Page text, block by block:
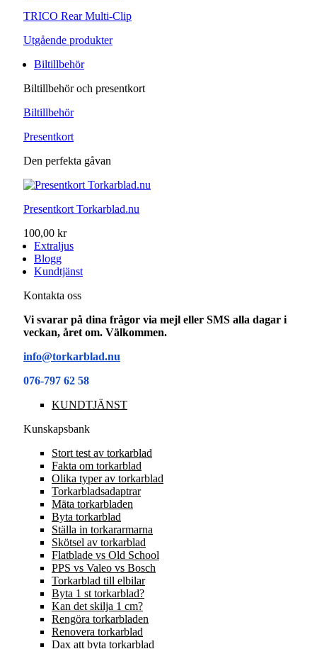
TRICO Rear Multi-Clip
Utgående produkter
Biltillbehör
Biltillbehör och presentkort
Biltillbehör
Presentkort
Den perfekta gåvan
Presentkort Torkarblad.nu
100,00 kr
Extraljus
Blogg
Kundtjänst
Kontakta oss
Vi svarar på dina frågor via mejl eller SMS alla dagar i
veckan, året om. Välkommen.
info@torkarblad.nu
076-797 62 58
KUNDTJÄNST
Kunskapsbank
Stort test av torkarblad
Fakta om torkarblad
Olika typer av torkarblad
Torkarbladsadaptrar
Mäta torkarbladen
Byta torkarblad
Ställa in torkararmarna
Skötsel av torkarblad
Flatblade vs Old School
PPS vs Valeo vs Bosch
Torkarblad till elbilar
Byta 1 st torkarblad?
Kan det skilja 1 cm?
Rengöra torkarbladen
Renovera torkarblad
Dax att byta torkarblad